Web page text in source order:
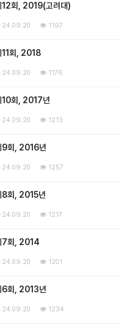
12회, 2019(고려대)
24.09.20 1197
11회, 2018
24.09.20 1176
10회, 2017년
24.09.20 1213
9회, 2016년
24.09.20 1257
8회, 2015년
24.09.20 1217
7회, 2014
24.09.20 1201
6회, 2013년
24.09.20 1234